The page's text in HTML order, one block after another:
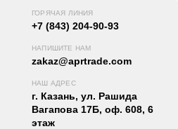
ГОРЯЧАЯ ЛИНИЯ
+7 (843) 204-90-93
НАПИШИТЕ НАМ
zakaz@aprtrade.com
НАШ АДРЕС
г. Казань, ул. Рашида
Вагапова 17Б, оф. 608, 6
этаж